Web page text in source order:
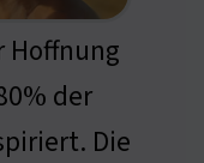
Hoffnung
der
Die